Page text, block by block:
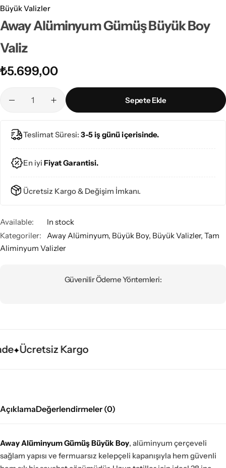
Büyük Valizler
Away Alüminyum Gümüş Büyük Boy
Valiz
₺5.699,00
Sepete Ekle
Teslimat Süresi: 3-5 iş günü içerisinde.
En iyi Fiyat Garantisi.
Ücretsiz Kargo & Değişim İmkanı.
Available:
In stock
Kategoriler:
Away Alüminyum, Büyük Boy, Büyük Valizler, Tam
Aliminyum Valizler
Güvenilir Ödeme Yöntemleri:
Ücretsiz Kargo
AçıklamaDeğerlendirmeler (0)
Away Alüminyum Gümüş Büyük Boy, alüminyum çerçeveli
sağlam yapısı ve fermuarsız kelepçeli kapanışıyla hem güvenli